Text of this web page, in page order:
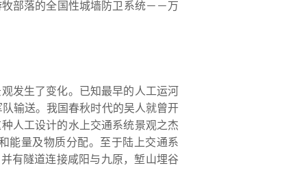
部落的全国性城墙防卫系统－－万
发生了变化。已知最早的人工运河
输送。我国春秋时代的吴人就曾开
人工设计的水上交通系统景观之杰
能量及物质分配。至于陆上交通系
有隧道连接咸阳与九原，堑山埋谷